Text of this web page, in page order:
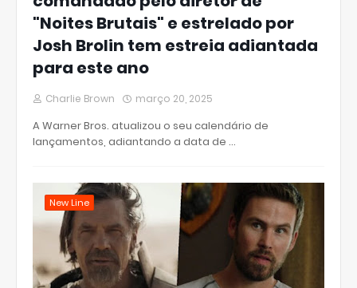
"Noites Brutais" e estrelado por
Josh Brolin tem estreia adiantada
para este ano
Charlie Brown março 20, 2025
A Warner Bros. atualizou o seu calendário de
lançamentos, adiantando a data de …
New Line